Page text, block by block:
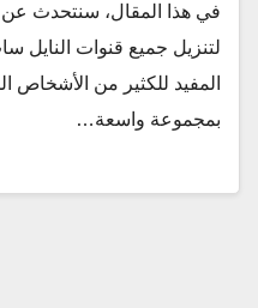
في هذا المقال، سنتحدث عن
المفيد للكثير من الأشخاص
بمجموعة واسعة…